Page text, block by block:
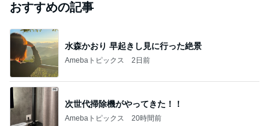
おすすめの記事
水森かおり 早起きし見に行った絶景
Amebaトピックス 2日前
次世代掃除機がやってきた！！
Amebaトピックス 20時間前